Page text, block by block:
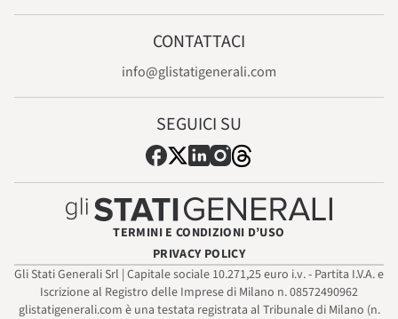
CONTATTACI
info@glistatigenerali.com
SEGUICI SU
TERMINI E CONDIZIONI D’USO
PRIVACY POLICY
Gli Stati Generali Srl | Capitale sociale 10.271,25 euro i.v. - Partita I.V.A. e
Iscrizione al Registro delle Imprese di Milano n. 08572490962
glistatigenerali.com è una testata registrata al Tribunale di Milano (n.